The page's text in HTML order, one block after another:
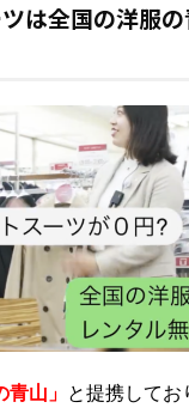
は全国の洋服
青山」 と提携してお